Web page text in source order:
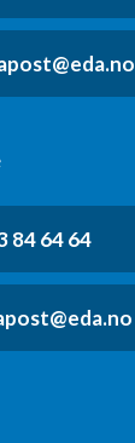
84 64 64